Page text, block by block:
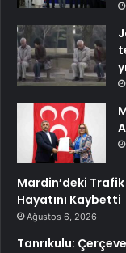
Mardin’deki Trafik
Hayatını Kaybetti
Ağustos 6, 2026
Tanrıkulu: